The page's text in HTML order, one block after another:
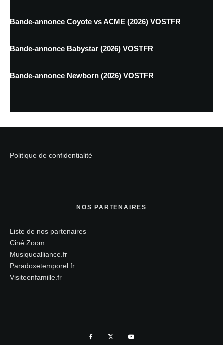
Bande-annonce Coyote vs ACME (2026) VOSTFR
Bande-annonce Babystar (2026) VOSTFR
Bande-annonce Newborn (2026) VOSTFR
Politique de confidentialité
NOS PARTENAIRES
Liste de nos partenaires
Ciné Zoom
Musiquealliance.fr
Paradoxetemporel.fr
Visiteenfamille.fr